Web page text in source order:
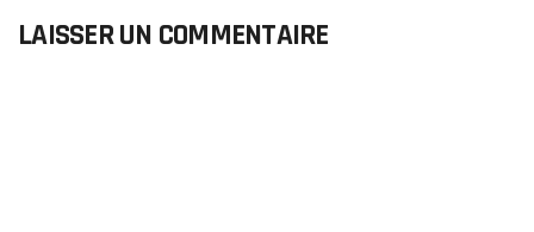
LAISSER UN COMMENTAIRE